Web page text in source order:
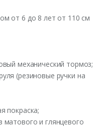
от 6 до 8 лет от 110 см
механический тормоз;
(резиновые ручки на
покраска;
матового и глянцевого